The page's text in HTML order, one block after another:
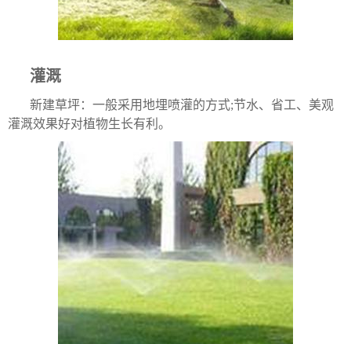
灌溉
新建草坪：一般采用地埋喷灌的方式;节水、省工、美观
灌溉效果好对植物生长有利。